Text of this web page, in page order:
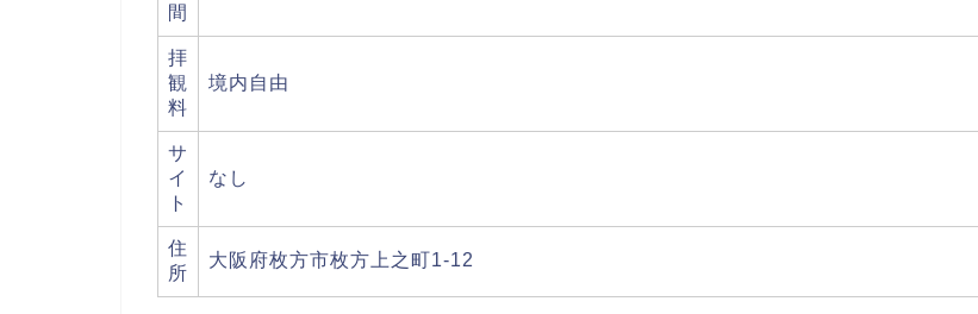
間
拝
観
料
境内自由
サ
イ
ト
なし
住
所
大阪府枚方市枚方上之町1-12